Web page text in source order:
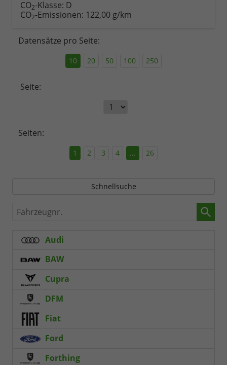
CO2-Klasse: D
CO2-Emissionen: 122,00 g/km
Datensätze pro Seite:
10 20 50 100 250
Seite:
Seiten:
1 2 3 4 ... 26
Schnellsuche
Fahrzeugnr.
Audi
BAW
Cupra
DFM
Fiat
Ford
Forthing